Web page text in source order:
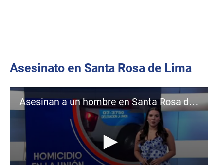
Asesinato en Santa Rosa de Lima
Asesinan a un hombre en Santa Rosa de Lima